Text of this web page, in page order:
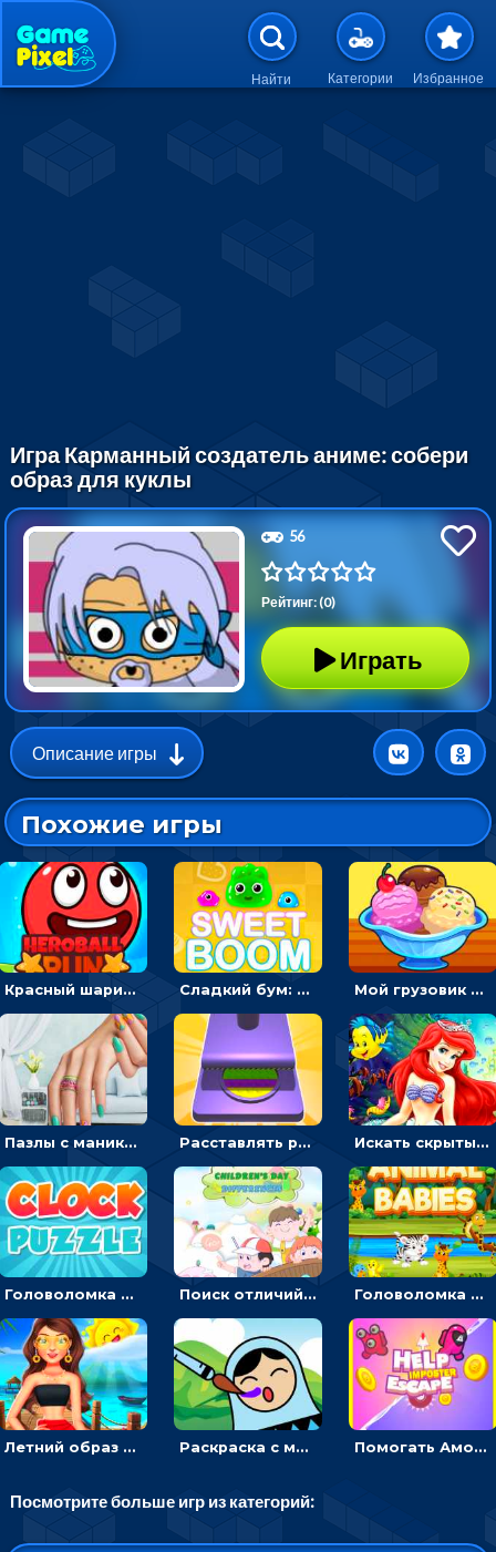
Перейти к основному
Найти Категории Избранное
Игра Карманный создатель аниме: собери
образ для куклы
56
Рейтинг: (0)
Играть
Описание игры
Похожие игры
Красный шарик-герой в бегах: прыгать, чтобы избегать препятствий Сладкий бум: тапнуть, чтобы взорвать желейки - головоломка Мой грузовик с мороженным: принимать заказы и готовить десерты
Пазлы с маникюром: собери идеальный рисунок для ногтей Расставлять резиновые кубики, чтобы делать поп-ит - гиперказуальные Искать скрытый алфавит на картинках с мультяшными героями - головоломка для детей
Головоломка с часами для детей: читать время по циферблату Поиск отличий на картинках с детьми - головоломка Головоломка Звери-малыши: открывай карточки по очереди, чтобы найти одинаковые
Летний образ для подруг: переодевать девочек для прогулки Раскраска с матрешками для девочек Помогать Амонг Ас бежать из комнаты через преграды - приключения
Посмотрите больше игр из категорий: